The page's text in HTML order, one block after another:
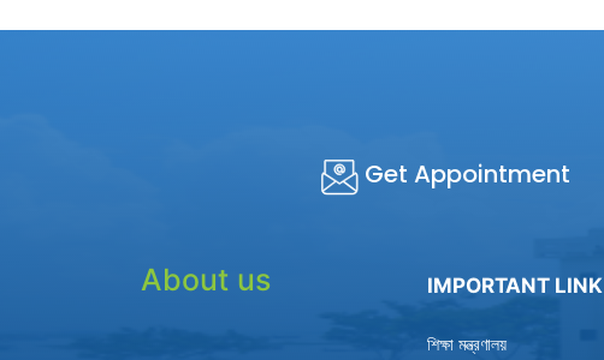
Get Appointment
About us IMPORTANT LINK
শিক্ষা মন্ত্রণালয়